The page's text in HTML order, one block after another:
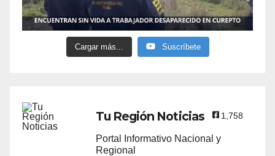
Cargar más... Suscríbete
Tu Región Noticias 1,758
Portal Informativo Nacional y
Regional